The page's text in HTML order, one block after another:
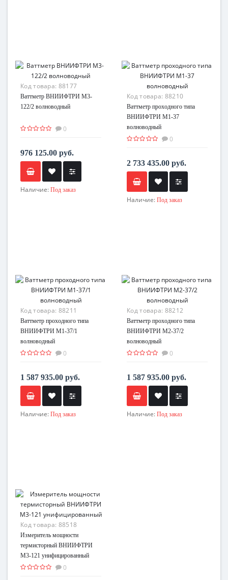
Код товара: 88177
Ваттметр ВНИИФТРИ М3-
122/2 волноводный
0
976 125.00 руб.
Наличие: Под заказ
Код товара: 88210
Ваттметр проходного типа
ВНИИФТРИ М1-37
волноводный
0
2 733 435.00 руб.
Наличие: Под заказ
Код товара: 88211
Ваттметр проходного типа
ВНИИФТРИ М1-37/1
волноводный
0
1 587 935.00 руб.
Наличие: Под заказ
Код товара: 88212
Ваттметр проходного типа
ВНИИФТРИ М2-37/2
волноводный
0
1 587 935.00 руб.
Наличие: Под заказ
Код товара: 88518
Измеритель мощности
термисторный ВНИИФТРИ
М3-121 унифицированный
0